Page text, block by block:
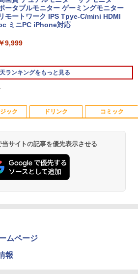
モリ、512GB SSD、Office付き、ルナ
グレー 送料無料 【NortonP】
ータブルモニター ゲーミングモニター
リモートワーク IPS Tpye-C/mini HDMI
ミニPC iPhone対応
￥9,999
ランキングをもっと見る
ンビのあふれた世界で俺だけが襲われ
1,155
ンダーニンジャ（18） 【電子書籍】[
Soundcore P40i オフホワイト
ック
WAYNE feat. Flo Milli, ATL Jacob
ドリンク
限定】 い・ろ・は・す 2L P
ラベルレス ×8本
ル (Smart Basic)
コミック
のひとりごと 17巻 (デジタル版ビッグガ
ンコミックス)
サイトの記事を優先表示させる
ムページ
報